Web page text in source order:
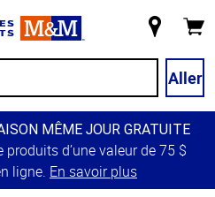
magasin
Aller
MÊME JOUR GRATUITE
d’une valeur de 75 $
ligne. En savoir plus